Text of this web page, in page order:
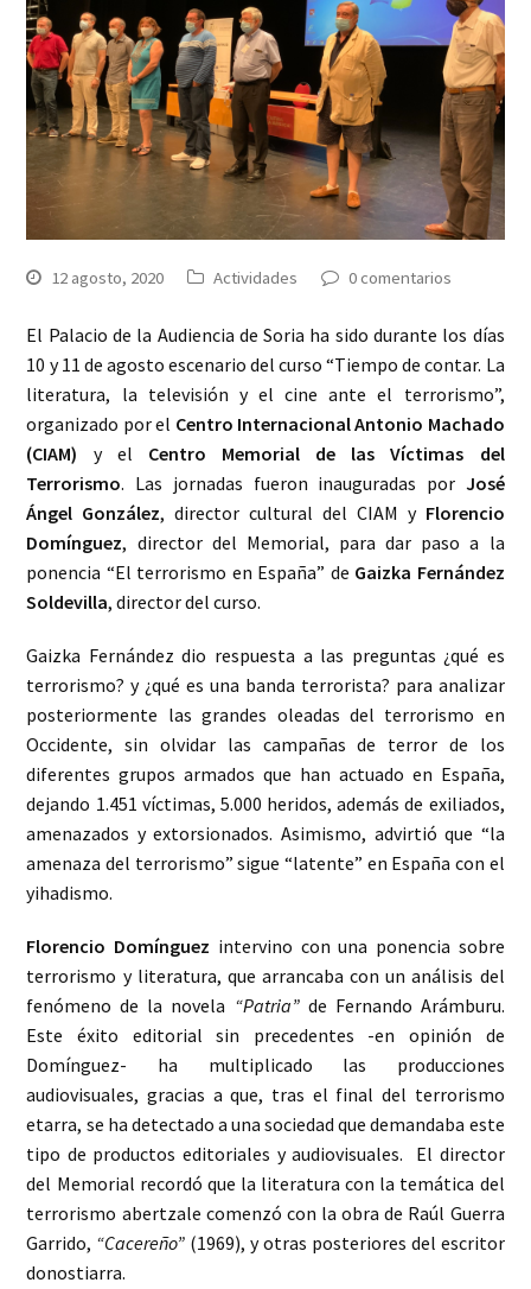
12 agosto, 2020 Actividades 0 comentarios
El Palacio de la Audiencia de Soria ha sido durante los días
10 y 11 de agosto escenario del curso “Tiempo de contar. La
literatura, la televisión y el cine ante el terrorismo”,
organizado por el Centro Internacional Antonio Machado
(CIAM) y el Centro Memorial de las Víctimas del
Terrorismo. Las jornadas fueron inauguradas por José
Ángel González, director cultural del CIAM y Florencio
Domínguez, director del Memorial, para dar paso a la
ponencia “El terrorismo en España” de Gaizka Fernández
Soldevilla, director del curso.
Gaizka Fernández dio respuesta a las preguntas ¿qué es
terrorismo? y ¿qué es una banda terrorista? para analizar
posteriormente las grandes oleadas del terrorismo en
Occidente, sin olvidar las campañas de terror de los
diferentes grupos armados que han actuado en España,
dejando 1.451 víctimas, 5.000 heridos, además de exiliados,
amenazados y extorsionados. Asimismo, advirtió que “la
amenaza del terrorismo” sigue “latente” en España con el
yihadismo.
Florencio Domínguez intervino con una ponencia sobre
terrorismo y literatura, que arrancaba con un análisis del
fenómeno de la novela “Patria” de Fernando Arámburu.
Este éxito editorial sin precedentes -en opinión de
Domínguez- ha multiplicado las producciones
audiovisuales, gracias a que, tras el final del terrorismo
etarra, se ha detectado a una sociedad que demandaba este
tipo de productos editoriales y audiovisuales. El director
del Memorial recordó que la literatura con la temática del
terrorismo abertzale comenzó con la obra de Raúl Guerra
Garrido, “Cacereño” (1969), y otras posteriores del escritor
donostiarra.